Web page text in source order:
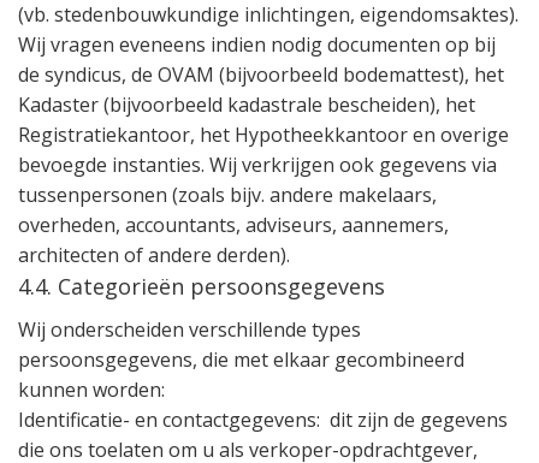
(vb. stedenbouwkundige inlichtingen, eigendomsaktes).
Wij vragen eveneens indien nodig documenten op bij
de syndicus, de OVAM (bijvoorbeeld bodemattest), het
Kadaster (bijvoorbeeld kadastrale bescheiden), het
Registratiekantoor, het Hypotheekkantoor en overige
bevoegde instanties. Wij verkrijgen ook gegevens via
tussenpersonen (zoals bijv. andere makelaars,
overheden, accountants, adviseurs, aannemers,
architecten of andere derden).
4.4. Categorieën persoonsgegevens
Wij onderscheiden verschillende types
persoonsgegevens, die met elkaar gecombineerd
kunnen worden:
Identificatie- en contactgegevens: dit zijn de gegevens
die ons toelaten om u als verkoper-opdrachtgever,